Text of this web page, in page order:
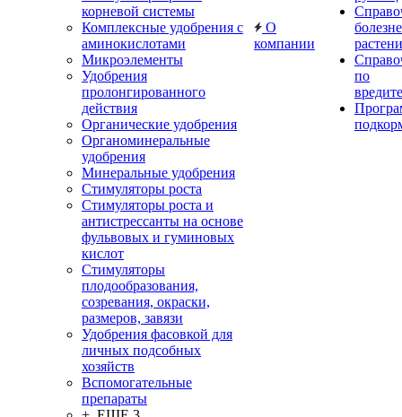
корневой системы
Комплексные удобрения с
аминокислотами
Микроэлементы
Удобрения
пролонгированного
действия
Органические удобрения
Органоминеральные
удобрения
Минеральные удобрения
Стимуляторы роста
Стимуляторы роста и
антистрессанты на основе
фульвовых и гуминовых
кислот
Стимуляторы
плодообразования,
созревания, окраски,
размеров, завязи
Удобрения фасовкой для
личных подсобных
хозяйств
Вспомогательные
препараты
О
компании
по